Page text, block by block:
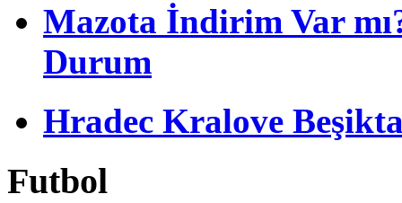
Mazota İndirim Var
Durum
Hradec Kralove
Futbol